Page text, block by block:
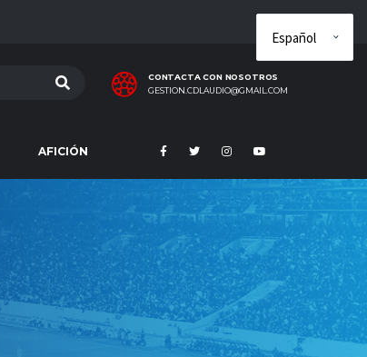
CONTACTA CON NOSOTROS
GESTION.CDLAUDIO@GMAIL.COM
AFICIÓN